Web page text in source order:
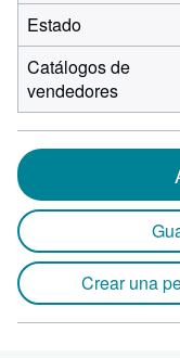
Estado
Catálogos de
vendedores
Crear una